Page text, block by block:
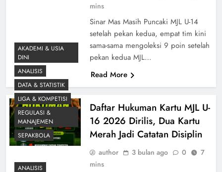
mins
Sinar Mas Masih Puncaki MJL U-14
setelah pekan kedua, empat tim kini
sama-sama mengoleksi 9 poin setelah
pekan kedua MJL…
Read More
AKADEMI & USIA
DINI
ANALISIS
DATA & STATISTIK
LIGA & KOMPETISI
REGULASI &
MANAJEMEN
SEPAKBOLA
Daftar Hukuman Kartu MJL U-
16 2026 Dirilis, Dua Kartu
Merah Jadi Catatan Disiplin
author 3 bulan ago 0
7
mins
ANALISIS